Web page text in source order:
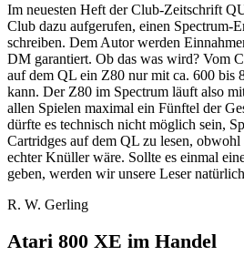
Im neuesten Heft der Club-Zeitschrift
Club dazu aufgerufen, einen Spectrum-
schreiben. Dem Autor werden
DM garantiert. Ob das was wird? Vom
auf dem QL ein Z80 nur mit ca. 600 bis
kann. Der Z80 im Spectrum läuft also
allen Spielen maximal ein Fünftel der
dürfte es technisch nicht möglich sein,
Cartridges auf dem QL zu lesen,
echter Knüller wäre. Sollte es einmal
geben, werden wir unsere Leser
R. W. Gerling
Atari 800 XE im Handel